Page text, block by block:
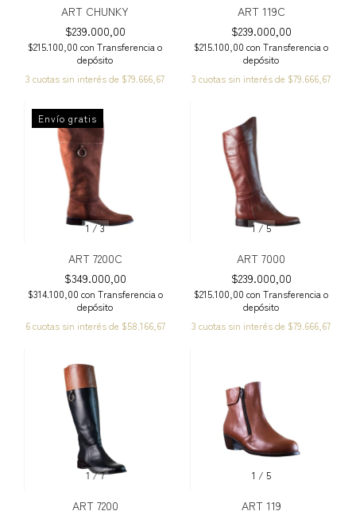
ART CHUNKY
$239.000,00
$215.100,00 con Transferencia o
depósito
3 cuotas sin interés de $79.666,67
ART 119C
$239.000,00
$215.100,00 con Transferencia o
depósito
3 cuotas sin interés de $79.666,67
1 /3
Envío gratis
ART 7200C
$349.000,00
$314.100,00 con Transferencia o
depósito
6 cuotas sin interés de $58.166,67
1/5
ART 7000
$239.000,00
$215.100,00 con Transferencia o
depósito
3 cuotas sin interés de $79.666,67
1/7
ART 7200
1 / 5
ART 119